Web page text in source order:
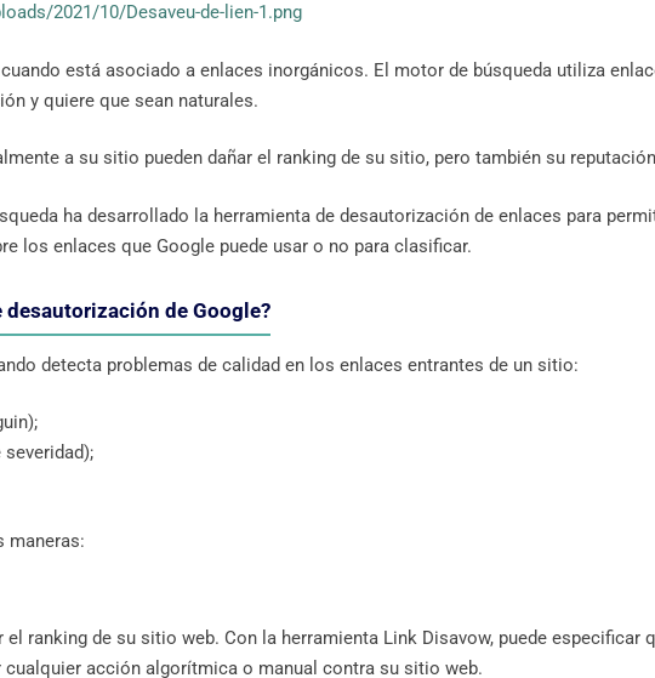
2021/10/Desaveu-de-lien-1.png
está asociado a enlaces inorgánicos. El motor de búsqueda utiliza
y quiere que sean naturales.
a su sitio pueden dañar el ranking de su sitio, pero también su
ha desarrollado la herramienta de desautorización de enlaces para
los enlaces que Google puede usar o no para clasificar.
de Google?
detecta problemas de calidad en los enlaces entrantes de un sitio:
maneras:
ranking de su sitio web. Con la herramienta Link Disavow, puede especificar
cualquier acción algorítmica o manual contra su sitio web.